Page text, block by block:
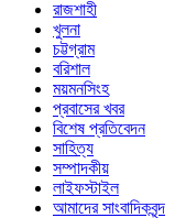
রাজশাহী
খুলনা
চট্টগ্রাম
বরিশাল
ময়মনসিংহ
প্রবাসের খবর
বিশেষ প্রতিবেদন
সাহিত্য
সম্পাদকীয়
লাইফস্টাইল
আমাদের সাংবাদিকবৃন্দ